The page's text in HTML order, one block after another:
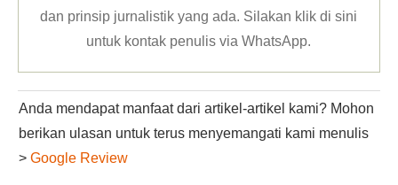
dan prinsip jurnalistik yang ada. Silakan klikdi sini
untuk kontak penulis via WhatsApp.
Anda mendapat manfaat dari artikel-artikel kami? Mohon
berikan ulasan untuk terus menyemangati kami menulis
> Google Review